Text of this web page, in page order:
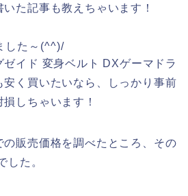
た記事も教えちゃいます！
した～(^^)/
ゼイド 変身ベルト DXゲーマドラ
安く買いたいなら、しっかり事前
しちゃいます！
の販売価格を調べたところ、その
した。